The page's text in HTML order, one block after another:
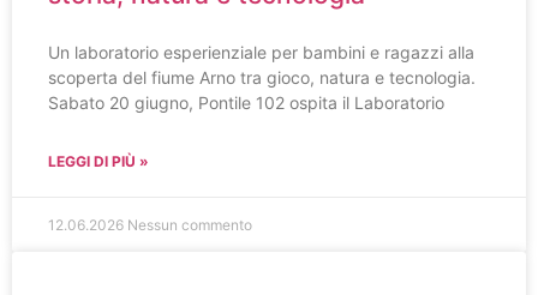
Un laboratorio esperienziale per bambini e ragazzi alla
scoperta del fiume Arno tra gioco, natura e tecnologia.
Sabato 20 giugno, Pontile 102 ospita il Laboratorio
LEGGI DI PIÙ »
12.06.2026 Nessun commento